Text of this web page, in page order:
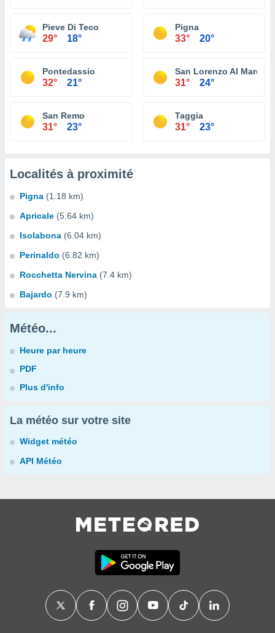
Pieve Di Teco
29° 18°
Pigna
33° 20°
Pontedassio
32° 21°
San Lorenzo Al Mare
31° 24°
San Remo
31° 23°
Taggia
31° 23°
Localités à proximité
Pigna (1.18 km)
Apricale (5.64 km)
Isolabona (6.04 km)
Perinaldo (6.82 km)
Rocchetta Nervina (7.4 km)
Bajardo (7.9 km)
Météo...
Heure par heure
PDF
Plus d'info
La météo sur votre site
Widget météo
API Météo